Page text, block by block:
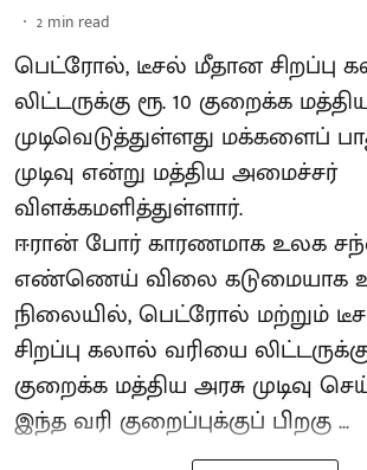
2 min read
பெட்ரோல், டீசல் மீதான சிறப்பு
லிட்டருக்கு ரூ. 10 குறைக்க
முடிவெடுத்துள்ளது மக்களைப்
முடிவு என்று மத்திய அமைச்சர்
விளக்கமளித்துள்ளார்.
ஈரான் போர் காரணமாக உலக
எண்ணெய் விலை கடுமையாக
நிலையில், பெட்ரோல் மற்றும்
சிறப்பு கலால் வரியை லிட்டருக்கு
குறைக்க மத்திய அரசு முடிவு
இந்த வரி குறைப்புக்குப் பிறகு ...